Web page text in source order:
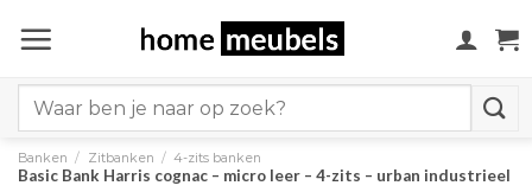
naar
for:
Banken / Zitbanken / 4-zits banken
Basic Bank Harris cognac – micro leer – 4-zits – urban industrieel